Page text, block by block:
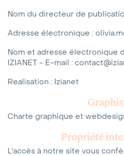
Nom du directeur de
Adresse électronique :
Nom et adresse électronique
IZIANET - E-mail :
Realisation : Izianet
Charte graphique et
Propriété
L'accès à notre site vous